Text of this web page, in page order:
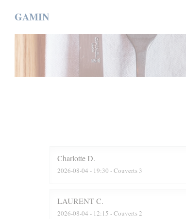
GAMIN
CharlotteD
2026-08-04 - 19:30 - Couverts 3
LAURENTC
2026-08-04 - 12:15 - Couverts 2